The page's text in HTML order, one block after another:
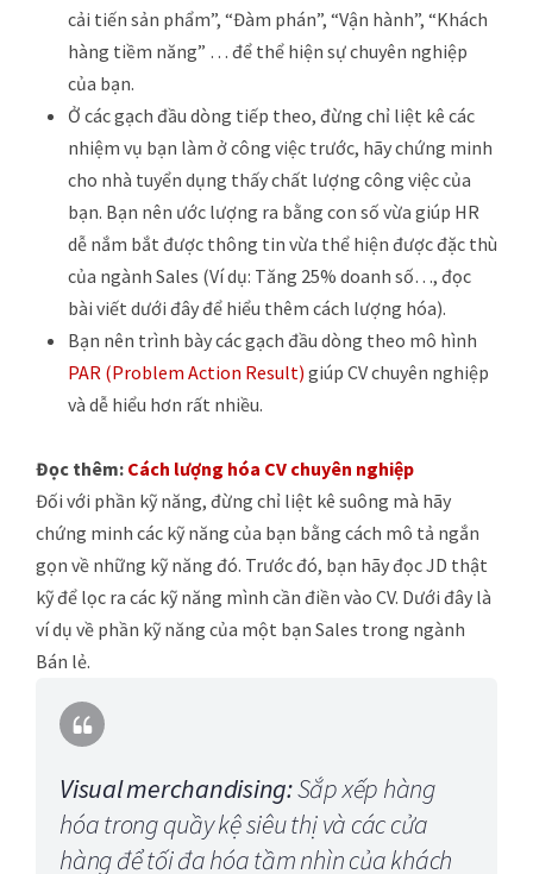
cải tiến sản phẩm”, “Đàm phán”, “Vận hành”, “Khách
hàng tiềm năng” … để thể hiện sự chuyên nghiệp
của bạn.
Ở các gạch đầu dòng tiếp theo, đừng chỉ liệt kê các
nhiệm vụ bạn làm ở công việc trước, hãy chứng minh
cho nhà tuyển dụng thấy chất lượng công việc của
bạn. Bạn nên ước lượng ra bằng con số vừa giúp HR
dễ nắm bắt được thông tin vừa thể hiện được đặc thù
của ngành Sales (Ví dụ: Tăng 25% doanh số…, đọc
bài viết dưới đây để hiểu thêm cách lượng hóa).
Bạn nên trình bày các gạch đầu dòng theo mô hình
PAR (Problem Action Result) giúp CV chuyên nghiệp
và dễ hiểu hơn rất nhiều.
Đọc thêm: Cách lượng hóa CV chuyên nghiệp
Đối với phần kỹ năng, đừng chỉ liệt kê suông mà hãy
chứng minh các kỹ năng của bạn bằng cách mô tả ngắn
gọn về những kỹ năng đó. Trước đó, bạn hãy đọc JD thật
kỹ để lọc ra các kỹ năng mình cần điền vào CV. Dưới đây là
ví dụ về phần kỹ năng của một bạn Sales trong ngành
Bán lẻ.
Visual merchandising:Sắp xếp hàng
hóa trong quầy kệ siêu thị và các cửa
hàng để tối đa hóa tầm nhìn của khách